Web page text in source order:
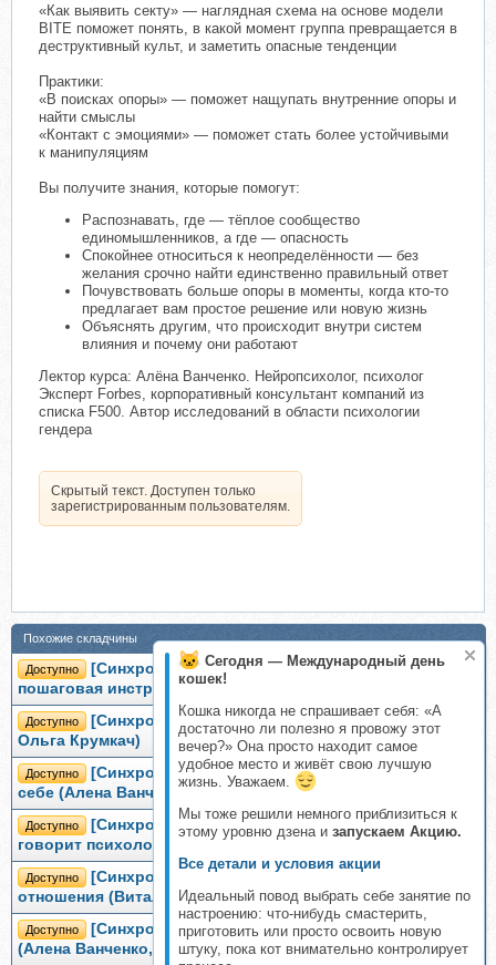
Сегодня — Международный день
кошек!
Кошка никогда не спрашивает себя: «А
достаточно ли полезно я провожу этот
вечер?» Она просто находит самое
удобное место и живёт свою лучшую
жизнь. Уважаем.
Мы тоже решили немного приблизиться к
этому уровню дзена и запускаем Акцию.
Все детали и условия акции
Идеальный повод выбрать себе занятие по
настроению: что-нибудь смастерить,
приготовить или просто освоить новую
штуку, пока кот внимательно контролирует
«Как выявить секту» — наглядная схема на основе модели
BITE поможет понять, в какой момент группа превращается в
деструктивный культ, и заметить опасные тенденции
Практики:
«В поисках опоры» — поможет нащупать внутренние опоры и
найти смыслы
«Контакт с эмоциями» — поможет стать более устойчивыми
к манипуляциям
Вы получите знания, которые помогут:
Распознавать, где — тёплое сообщество
единомышленников, а где — опасность
Спокойнее относиться к неопределённости — без
желания срочно найти единственно правильный ответ
Почувствовать больше опоры в моменты, когда кто-то
предлагает вам простое решение или новую жизнь
Объяснять другим, что происходит внутри систем
влияния и почему они работают
Лектор курса: Алёна Ванченко. Нейропсихолог, психолог
Эксперт Forbes, корпоративный консультант компаний из
списка F500. Автор исследований в области психологии
гендера
Скрытый текст. Доступен только
зарегистрированным пользователям.
Похожие складчины
Доступно
[Синхронизация] Счастливые отношения:
пошаговая инструкция (Алена Ванченко)
Доступно
[Синхронизация] Это - секс (Алена Ванченко,
Ольга Крумкач)
Доступно
[Синхронизация] Получите инструкцию к самому
себе (Алена Ванченко)
Доступно
[Синхронизация] Заглянуть внутрь себя: что
говорит психология (Алена Ванченко)
Доступно
[Синхронизация] Психология: счастливые
отношения (Виталия Вдовенко, Алёна Ванченко)
Доступно
[Синхронизация] В контакте со своим телом
(Алена Ванченко, Любовь Колтунова)